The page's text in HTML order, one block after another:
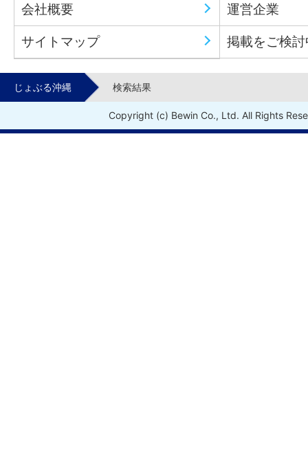
会社概要 運営企業
サイトマップ 掲載をご検
じょぶる沖縄 検索結果
Copyright (c) Bewin Co., Ltd. All Rights